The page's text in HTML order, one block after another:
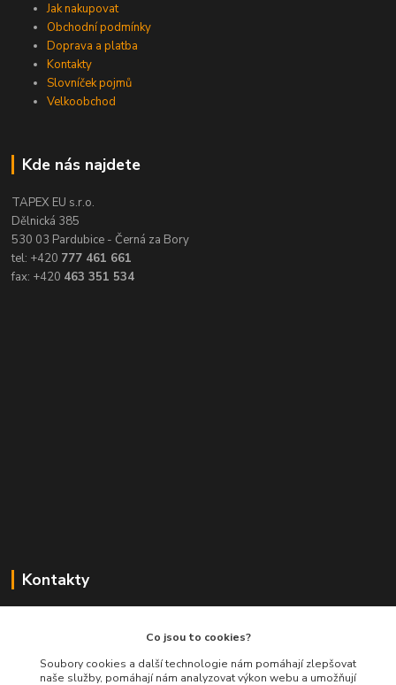
Jak nakupovat
Obchodní podmínky
Doprava a platba
Kontakty
Slovníček pojmů
Velkoobchod
Kde nás najdete
TAPEX EU s.r.o.
Dělnická 385
530 03 Pardubice - Černá za Bory
tel: +420 777 461 661
fax: +420 463 351 534
Kontakty
+420 777 461 661
(Po-Pá, 8-16 hod.)
Co jsou to cookies?
Soubory cookies a další technologie nám pomáhají zlepšovat
naše služby, pomáhají nám analyzovat výkon webu a umožňují